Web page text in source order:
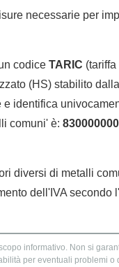
necessarie per
codice TARIC
(HS) stabilito
identifica
comuni' è:
diversi di metalli
dell'IVA secondo
informativo. Non si
per eventuali problemi